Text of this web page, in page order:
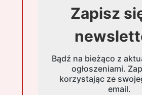
Zapisz
Bądź na bieżąco z
ogłoszeniami.
korzystając ze
email.